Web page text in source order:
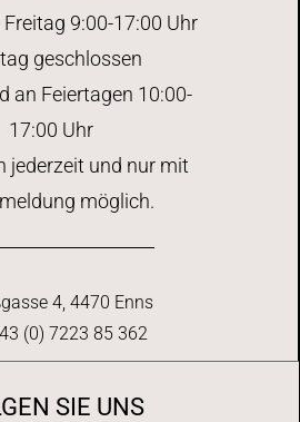
9:00-17:00 Uhr
geschlossen
an Feiertagen 10:00-
17:00 Uhr
jederzeit und nur mit
möglich.
4, 4470 Enns
(0) 7223 85 362
SIE UNS